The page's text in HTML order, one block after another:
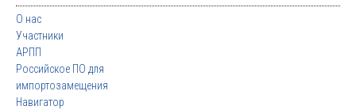
О нас
Участники
АРПП
Российское ПО для
импортозамещения
Навигатор